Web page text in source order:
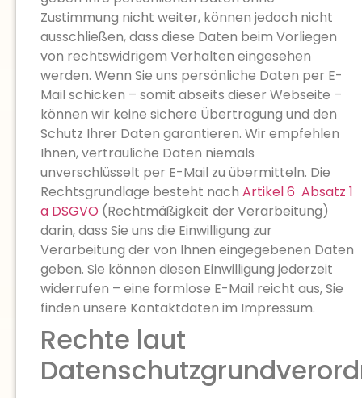
Zustimmung nicht weiter, können jedoch nicht
ausschließen, dass diese Daten beim Vorliegen
von rechtswidrigem Verhalten eingesehen
werden. Wenn Sie uns persönliche Daten per E-
Mail schicken – somit abseits dieser Webseite –
können wir keine sichere Übertragung und den
Schutz Ihrer Daten garantieren. Wir empfehlen
Ihnen, vertrauliche Daten niemals
unverschlüsselt per E-Mail zu übermitteln. Die
Rechtsgrundlage besteht nach Artikel 6 Absatz 1
a DSGVO (Rechtmäßigkeit der Verarbeitung)
darin, dass Sie uns die Einwilligung zur
Verarbeitung der von Ihnen eingegebenen Daten
geben. Sie können diesen Einwilligung jederzeit
widerrufen – eine formlose E-Mail reicht aus, Sie
finden unsere Kontaktdaten im Impressum.
Rechte laut